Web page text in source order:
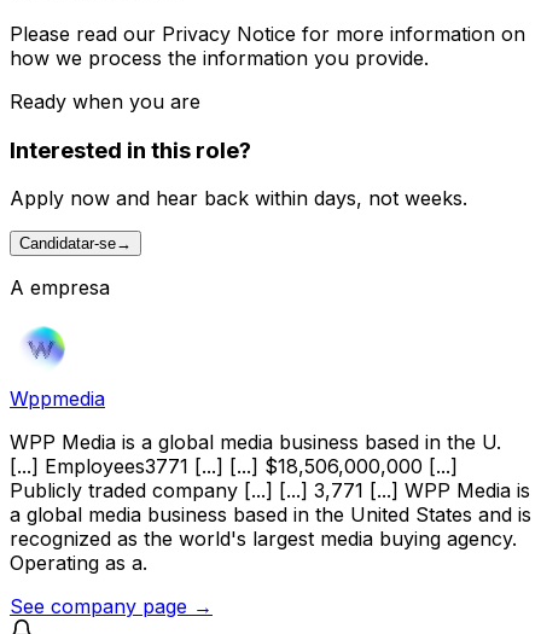
Please read our Privacy Notice for more information on
how we process the information you provide.
Ready when you are
Interested in this role?
Apply now and hear back within days, not weeks.
Candidatar-se→
A empresa
Wppmedia
WPP Media is a global media business based in the U.
[...] Employees3771 [...] [...] $18,506,000,000 [...]
Publicly traded company [...] [...] 3,771 [...] WPP Media is
a global media business based in the United States and is
recognized as the world's largest media buying agency.
Operating as a.
See company page →